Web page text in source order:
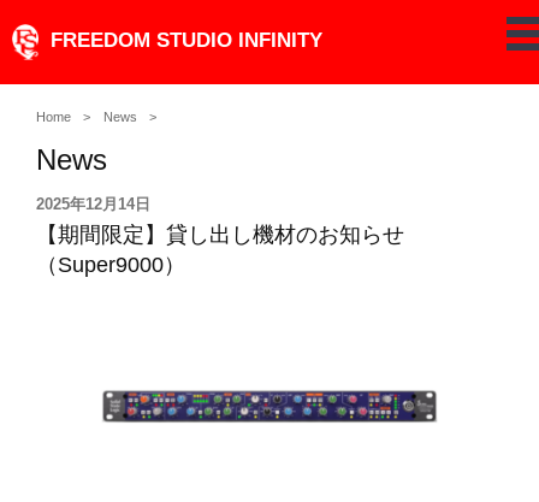
to
FREEDOM STUDIO INFINITY
Home News
News
投
稿
日:
2025年12月14日
【期間限定】貸し出し機材のお知らせ
（Super9000）